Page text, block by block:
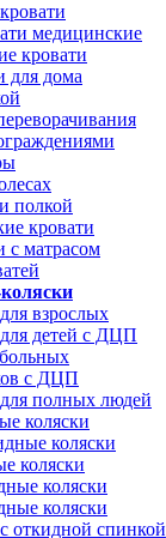
медицинские
кровати
для дома
полкой
кровати
с матрасом
взрослых
детей с ДЦП
с ДЦП
полных людей
коляски
коляски
коляски
коляски
коляски
откидной спинкой